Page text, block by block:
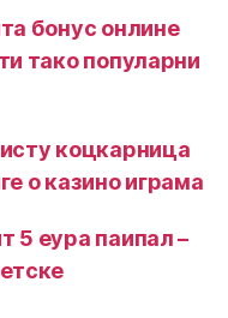
бонус онлине
тако популарни
коцкарница
о казино играма
5 еура паипал –